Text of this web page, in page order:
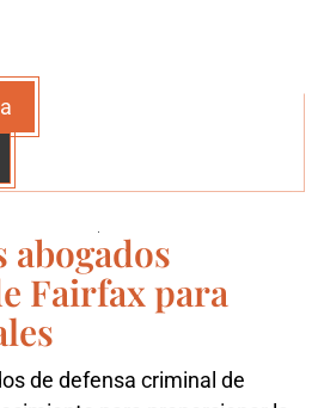
abogados
Fairfax para
de defensa criminal de